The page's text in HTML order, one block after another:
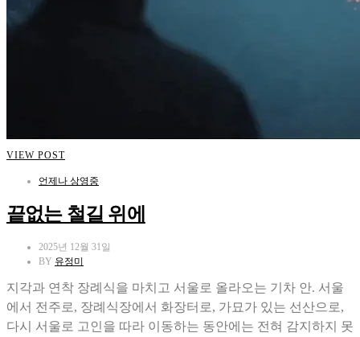
VIEW POST
언제나 상영중
끝없는 철길 위에
2025년 12월 31일
BY 유정미
지각과 연착 장례식을 마치고 서울로 올라오는 기차 안. 서울
에서 전주로, 장례식장에서 화장터로, 가묘가 있는 선산으로,
다시 서울로 고인을 따라 이동하는 동안에는 전혀 감지하지 못